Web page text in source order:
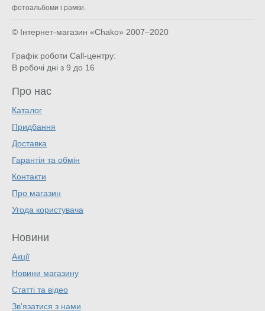
фотоальбоми і рамки.
© Інтернет-магазин «Chako» 2007–2020
Графік роботи Call-центру:
В робочі дні з 9 до 16
Про нас
Каталог
Придбання
Доставка
Гарантія та обмін
Контакти
Про магазин
Угода користувача
Новини
Акції
Новини магазину
Статті та відео
Зв'язатися з нами